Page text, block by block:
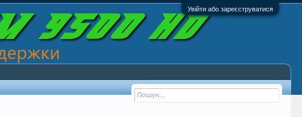
Увійти або зареєструватися